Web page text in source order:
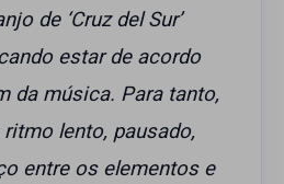
de ‘Cruz del Sur’
estar de acordo
da música. Para tanto,
lento, pausado,
entre os elementos e